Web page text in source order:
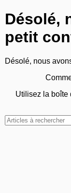
Désolé,
petit
Désolé, nous
Utilisez la boîte